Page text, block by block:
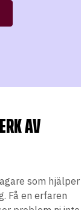
AV
som hjälper
Få en erfaren